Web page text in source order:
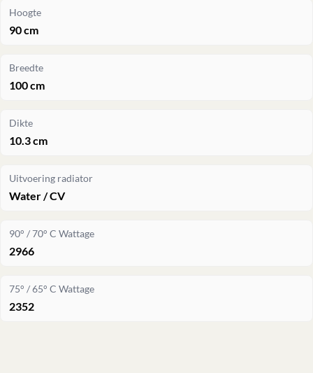
Hoogte
90 cm
Breedte
100 cm
Dikte
10.3 cm
Uitvoering radiator
Water / CV
90° / 70° C Wattage
2966
75° / 65° C Wattage
2352